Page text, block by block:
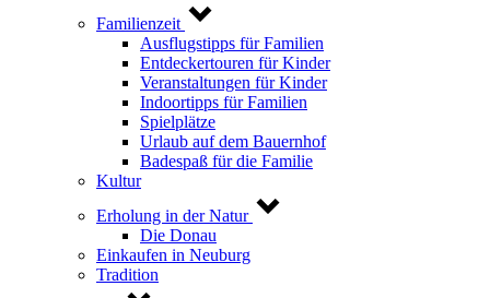
Familienzeit
Ausflugstipps für Familien
Entdeckertouren für Kinder
Veranstaltungen für Kinder
Indoortipps für Familien
Spielplätze
Urlaub auf dem Bauernhof
Badespaß für die Familie
Kultur
Erholung in der Natur
Die Donau
Einkaufen in Neuburg
Tradition